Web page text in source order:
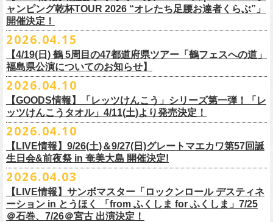
◎「着ぐるみラッコのマグカップ」
価格：￥2,000(税込）
カラー：グリーン , ホワイト
素材 ： ポリプロピレン
サイズ：直径 約82mm × 高さ 約92mm
容量／約340ml
本体重量／約92g
耐熱温度：140℃
耐冷温度：-40℃
※ やわらかい乳白色と独特の透け感のあるマグカップです。
ーーーーー
ざいません。
出演：モノブライト / フラワーカンパニーズ
チケット料金：前売5,500円(税込/ドリンク代別/整理番号付)
一般チケット発売日：7月11日(土)
問い合わせ：ディスクガレージ https://info.diskgarage.com
＊オフィシャル先行受付＊
期間：2026年5⽉22⽇(⾦) 18:00〜2026年5⽉31⽇(⽇) 23:59
受付URL：https://l-tike.com/monobright/
◎「ロックのほそ道2026 〜15th Anniversary Special〜」
日時：2026年8月29日(土) 16:00 / 17:00
会場：ゼビオアリーナ仙台
出演：阿部真央 / クリープハイプ / Spitz / フラワーカンパニーズ（五十
音順）
料金：アリーナスタンディング￥10,000(税込・ブロック指定・入場整理
番号付)、スタンド指定席：￥10,000(税込)、車椅子席：￥11,000(税込)
お問い合わせ：ノースロードミュージック TEL 022-256-1000（営業時
間 平日11:00〜16:00）
HP:https://rocknohosomichi.com
Instagram:https://www.instagram.com/hosomichiofrock/
X:https://x.com/hosomichiofrock
京都のアイドルグループ・きのホ。の主催企画「THE 京月観」7/7(火)＠
京都磔磔にフラワーカンパニーズの出演が決定！
本日5月13日20:00から、チケットの先行抽選予約の受付もスタート！
どうぞお見逃しなく！！
◎きのホ。presents「THE 京月観」vol.4
日時：2026年7月7日(火) 18:00 OPEN/18:30 START
会場：京都磔磔
出演：フラワーカンパニーズ / きのホ。
チケット料金：¥4,800 (ドリンク代別途)
＊チケット先行抽選受付： 5/13(水)20:00~ 5/26(M火)23:59
https://w.pia.jp/t/kinopo- thekyogetsukan/
2020年開催した「フラカンの横浜アリーナ」から続く＜フラカンの横浜
ストーリー＞シリーズ、
今年も8月23日(日)F.A.D YOKOHAMAにて開催決定！
◎「横浜ストーリー2026」
日時：8月23日(日)Open 15:30 / Start 16:00
会場：神奈川・F.A.D
チケット料金：前売￥5,200（税込/整理番号付/ドリンク代別）
※高校生以下は当日￥2,000キャッシュバック （当日年齢を証明できるも
の(学生証、保険証など)のご提示が必要となります）
一般発売日:6月27日(土)
ネクストロード 03-5114-7444 (平日14～18時)
「フォークの爆発2026 ミニマル巡業 〜うたとギターとコーラスと〜」
編、長野での開催が決定！
◎「フォークの爆発2026 ミニマル巡業 〜うたとギターとコーラスと〜」
※ミニマル巡業とは『新たな試みとして歌とアコースティックギター一
本とコーラスと小 物の楽器などで構成するライヴ』です
日時：7/14(火) 開場18 : 30/開演19 : 00
会場：長野BAR THREE
チケット料金：4,800円（税込/整理番号付/ドリンク代別） ※高校生以下
は当日¥2,000キャッシュバック（当日年齢を証明できるもの（学生証、
保険証など）のご提示が必要となります）
一般チケット発売日：5月23日(土)
問い合わせ：長野CLUB JUNK BOX
*ワンマン
18:30open 19:30start
予約￥5,000 当日￥5,500
https://www.tokuzo.com/2026Jun/20260605
・6月5日(土) ＠名古屋TOKUZO
*ゲストあり：EDDIE（the 原爆オナニーズ）森田裕(バレーボールズ)
17:00open 18:00start
予約￥5,000 当日￥5,500
https://www.tokuzo.com/2026Jun/20260606
・6月7日(日)「Rainbow Hill 2026」」＠大阪 服部緑地・野外音楽堂
*イベント出演
開場/開演11:00 – 終演18:30予定
一般チケット前売5,000円/ 当日5,500円
https://rainbowhill.jp/
り販売開始いたします！
ャンピング乾杯TOUR 2026 “オレたち足腰お達者くらぶ”」
開催決定！
2026.04.15
【4/19(日) 鶴 5周⽬の47都道府県ツアー「鶴フェスへの道」
福島県公演についてのお知らせ】
今週末に出演を予定しておりました
■2026年4月19日（日） 鶴 5周⽬の47都道府県ツアー「鶴フェスへの道」
福島県公演
会場：福島県・OUTLINE 出演：鶴 / フラワーカンパニーズ
につきまして、鶴のオフィシャルサイトでお知らせがありましたとお
り、延期となりました。
＊鶴オフィシャルサイト：https://afrock.jp/
2026.04.10
【GOODS情報】「レッツけんこう」シリーズ第一弾！「レ
ッツけんこうタオル」4/11(土)より発売決定！
お待たせしました、「レッツけんこう」シリーズの発売が決定！
第一弾として、「レッツけんこうタオル」が完成！
4/11(土)「フラカンと行くザ50回転ズの故郷巡りツアー！」＠出雲アポロ
公演より販売開始いたします！
2026.04.10
【LIVE情報】9/26(土)＆9/27(日)グレートマエカワ第57回誕
生日会&前夜祭 in 奄美大島 開催決定!
2026.04.03
【LIVE情報】サンボマスター「ロックンロール デスティネ
ーション in とうほく 「from ふくしま for ふくしま」7/25
＠石巻、7/26＠宮古 出演決定！